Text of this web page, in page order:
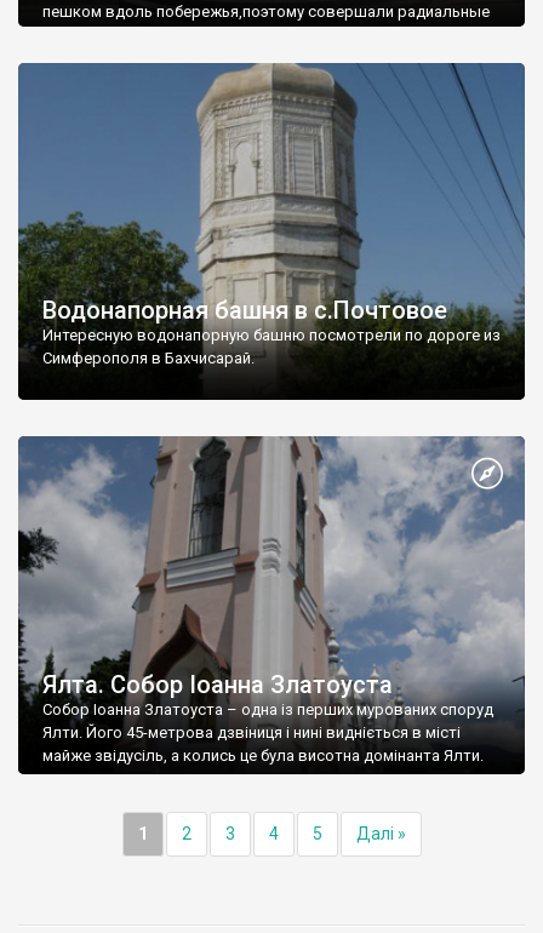
пешком вдоль побережья,поэтому совершали радиальные
Водонапорная башня в с.Почтовое
Интересную водонапорную башню посмотрели по дороге из
Симферополя в Бахчисарай.
Ялта. Собор Іоанна Златоуста
Собор Іоанна Златоуста – одна із перших мурованих споруд
Ялти. Його 45-метрова дзвіниця і нині видніється в місті
майже звідусіль, а колись це була висотна домінанта Ялти.
1 2 3 4 5 Далі »